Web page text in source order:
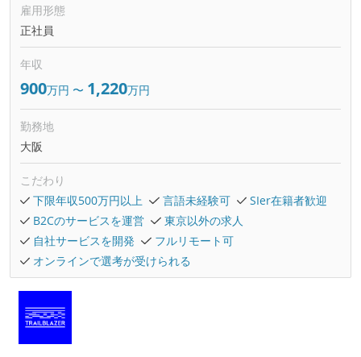
雇用形態
正社員
年収
900万円 〜 1,220万円
勤務地
大阪
こだわり
下限年収500万円以上
言語未経験可
SIer在籍者歓迎
B2Cのサービスを運営
東京以外の求人
自社サービスを開発
フルリモート可
オンラインで選考が受けられる